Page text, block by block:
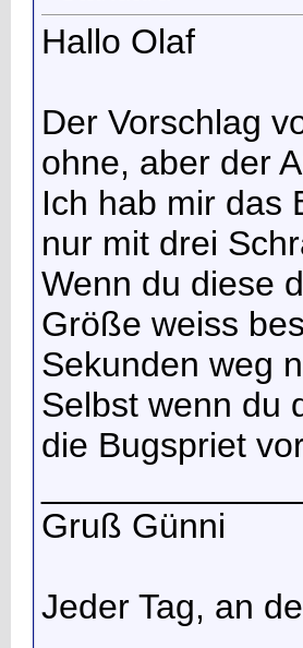
Hallo Olaf
Der Vorschlag
ohne, aber der
Ich hab mir das
nur mit drei
Wenn du diese
Größe weiss
Sekunden weg
Selbst wenn du
die Bugspriet
Gruß Günni
Jeder Tag, an